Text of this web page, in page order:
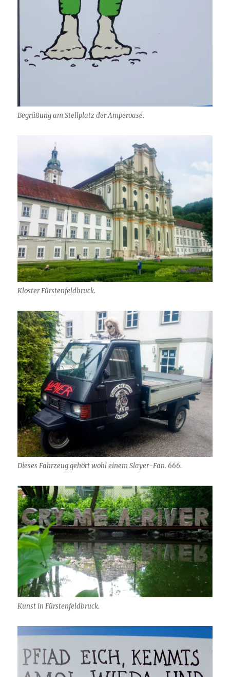
Begrüßung am Stellplatz der Amperoase.
Kloster Fürstenfeldbruck.
Dieses Fahrzeug gehört wohl einem Slayer-Fan. 666.
Kunst in Fürstenfeldbruck.